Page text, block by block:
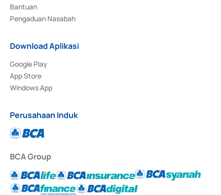
Bantuan
Pengaduan Nasabah
Download Aplikasi
Google Play
App Store
Windows App
Perusahaan Induk
BCA Group